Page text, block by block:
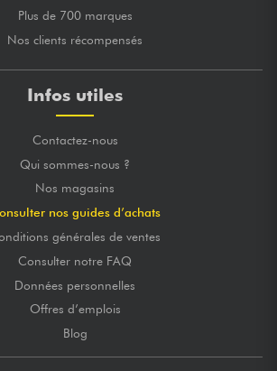
Plus de 700 marques
Nos clients récompensés
Infos utiles
Contactez-nous
Qui sommes-nous ?
Nos magasins
nos guides d’achats
générales de ventes
Consulter notre FAQ
Données personnelles
Offres d’emplois
Blog